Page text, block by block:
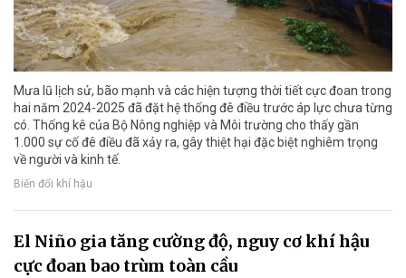
Mưa lũ lịch sử, bão mạnh và các hiện tượng thời tiết cực đoan trong
hai năm 2024-2025 đã đặt hệ thống đê điều trước áp lực chưa từng
có. Thống kê của Bộ Nông nghiệp và Môi trường cho thấy gần
1.000 sự cố đê điều đã xảy ra, gây thiệt hại đặc biệt nghiêm trọng
về người và kinh tế.
Biến đổi khí hậu
El Niño gia tăng cường độ, nguy cơ khí hậu
cực đoan bao trùm toàn cầu